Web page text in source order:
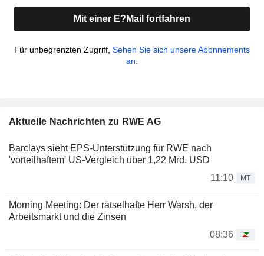
Mit einer E?Mail fortfahren
Für unbegrenzten Zugriff, Sehen Sie sich unsere Abonnements
an.
Aktuelle Nachrichten zu RWE AG
Barclays sieht EPS-Unterstützung für RWE nach
'vorteilhaftem' US-Vergleich über 1,22 Mrd. USD
11:10
MT
Morning Meeting: Der rätselhafte Herr Warsh, der
Arbeitsmarkt und die Zinsen
08:36